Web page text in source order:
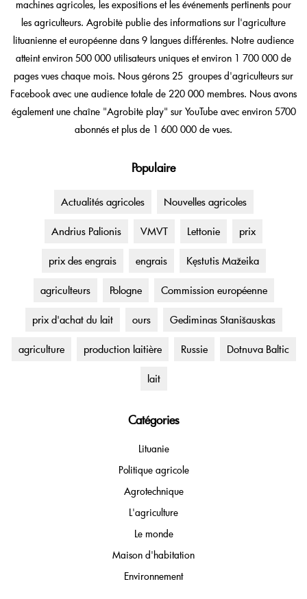
machines agricoles, les expositions et les événements pertinents pour
les agriculteurs. Agrobitė publie des informations sur l'agriculture
lituanienne et européenne dans 9 langues différentes. Notre audience
atteint environ 500 000 utilisateurs uniques et environ 1 700 000 de
pages vues chaque mois. Nous gérons 25 groupes d'agriculteurs sur
Facebook avec une audience totale de 220 000 membres. Nous avons
également une chaîne "Agrobitė play" sur YouTube avec environ 5700
abonnés et plus de 1 600 000 de vues.
Populaire
Actualités agricoles Nouvelles agricoles
Andrius Palionis VMVT Lettonie prix
prix des engrais engrais Kęstutis Mažeika
agriculteurs Pologne Commission européenne
prix d'achat du lait ours Gediminas Stanišauskas
agriculture production laitière Russie Dotnuva Baltic
lait
Catégories
Lituanie
Politique agricole
Agrotechnique
L'agriculture
Le monde
Maison d'habitation
Environnement